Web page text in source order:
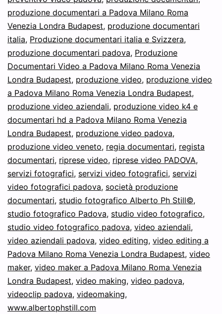
produzione documentari a Padova Milano Roma
Venezia Londra Budapest, produzione documentari
italia, Produzione documentari italia e Svizzera,
produzione documentari padova, Produzione
Documentari Video a Padova Milano Roma Venezia
Londra Budapest, produzione video, produzione video
a Padova Milano Roma Venezia Londra Budapest,
produzione video aziendali, produzione video k4 e
documentari hd a Padova Milano Roma Venezia
Londra Budapest, produzione video padova,
produzione video veneto, regia documentari, regista
documentari, riprese video, riprese video PADOVA,
servizi fotografici, servizi video fotografici, servizi
video fotografici padova, società produzione
documentari, studio fotografico Alberto Ph Still©,
studio fotografico Padova, studio video fotografico,
studio video fotografico padova, video aziendali,
video aziendali padova, video editing, video editing a
Padova Milano Roma Venezia Londra Budapest, video
maker, video maker a Padova Milano Roma Venezia
Londra Budapest, video making, video padova,
videoclip padova, videomaking,
www.albertophstill.com